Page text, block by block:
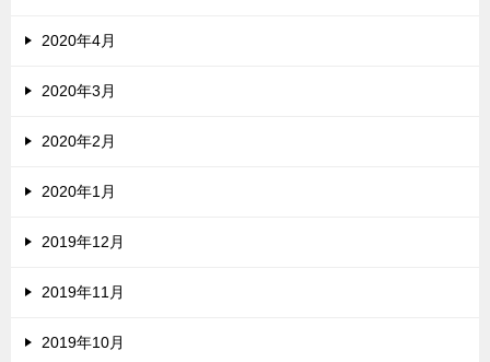
2020年4月
2020年3月
2020年2月
2020年1月
2019年12月
2019年11月
2019年10月